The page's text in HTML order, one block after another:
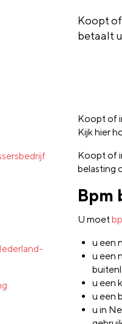
Koopt
betaalt
Koopt of
Kijk hier
Koopt of
belasting
Bpm
U moet
u een
u een
u een
u een
u in